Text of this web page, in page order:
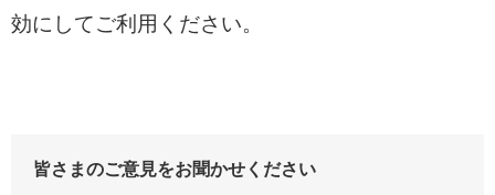
効にしてご利用ください。
皆さまのご意見をお聞かせください